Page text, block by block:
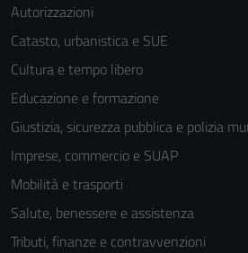
Autorizzazioni
Catasto, urbanistica e SUE
Cultura e tempo libero
Educazione e formazione
Giustizia, sicurezza pubblica e polizia
Imprese, commercio e SUAP
Mobilità e trasporti
Salute, benessere e assistenza
Tributi, finanze e contravvenzioni